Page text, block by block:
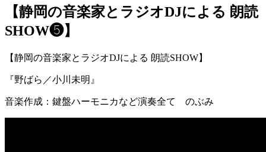
【静岡の音楽家とラジオDJによる 朗読
SHOW❺】
【静岡の音楽家とラジオDJによる 朗読SHOW】
『野ばら／小川未明』
音楽作成：鍵盤ハーモニカなど演奏全て のぶみ